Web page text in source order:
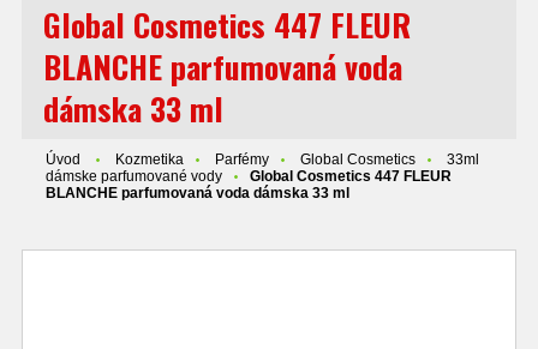
Global Cosmetics 447 FLEUR
BLANCHE parfumovaná voda
dámska 33 ml
Úvod Kozmetika Parfémy Global Cosmetics
33ml
dámske parfumované vody
Global Cosmetics 447 FLEUR
BLANCHE parfumovaná voda dámska 33 ml